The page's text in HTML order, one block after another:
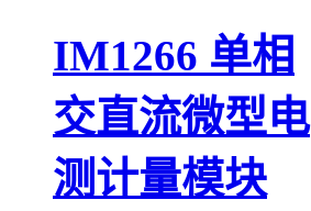
IM1266 单相
交直流微型电
测计量模块